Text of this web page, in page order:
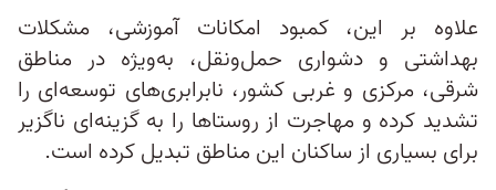
علاوه بر این، کمبود امکانات آموزشی، مشکلات
بهداشتی و دشواری حمل‌ونقل، به‌ویژه در مناطق
شرقی، مرکزی و غربی کشور، نابرابری‌های توسعه‌ای را
تشدید کرده و مهاجرت از روستاها را به گزینه‌ای ناگزیر
برای بسیاری از ساکنان این مناطق تبدیل کرده است.